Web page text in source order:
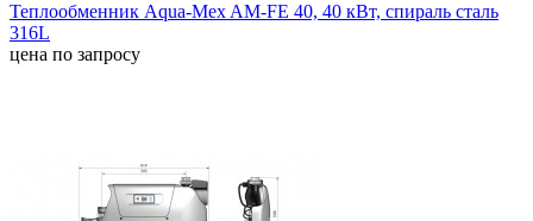
Теплообменник Aqua-Mex AM-FE 40, 40 кВт, спираль сталь
316L
цена по запросу